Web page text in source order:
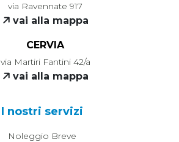
via Ravennate 917
vai alla mappa
CERVIA
via Martiri Fantini 42/a
vai alla mappa
I nostri servizi
Noleggio Breve